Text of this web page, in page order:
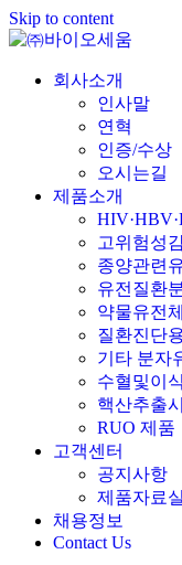
Skip to content
회사소개
인사말
연혁
인증/수상
오시는길
제품소개
고위험성
종양관련
유전질환
약물유전
질환진단
기타 분자
수혈및이
핵산추출
RUO 제품
고객센터
공지사항
제품자료실
채용정보
Contact Us